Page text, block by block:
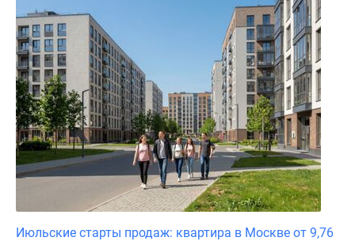
Июльские старты продаж: квартира в Москве от 9,76